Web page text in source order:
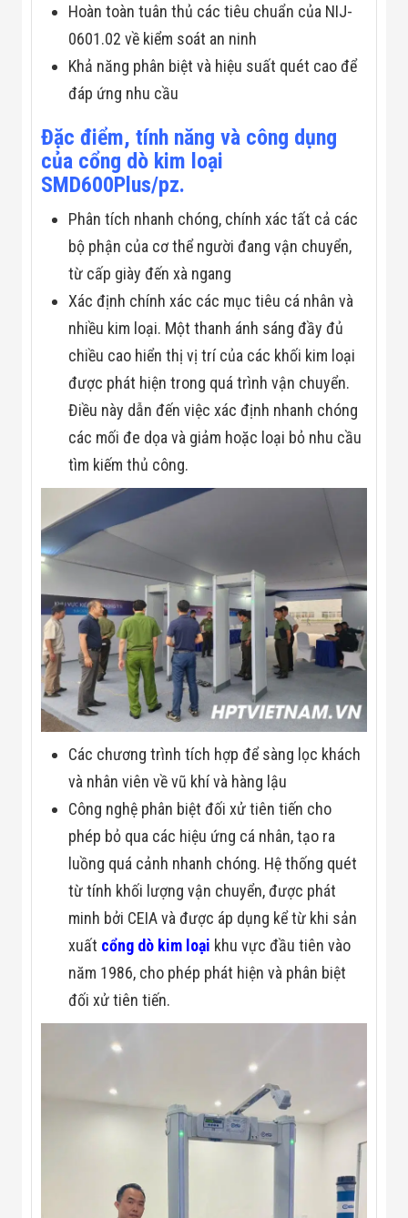
Đội
Dự Án Kho
Tin Công Nghệ
Tin Khuyến Mãi
Hoàn toàn tuân thủ các tiêu chuẩn của NIJ-
0601.02 về kiểm soát an ninh
Khả năng phân biệt và hiệu suất quét cao để
đáp ứng nhu cầu
Đặc điểm, tính năng và công dụng
của cổng dò kim loại
SMD600Plus/pz.
Phân tích nhanh chóng, chính xác tất cả các
bộ phận của cơ thể người đang vận chuyển,
từ cấp giày đến xà ngang
Xác định chính xác các mục tiêu cá nhân và
nhiều kim loại. Một thanh ánh sáng đầy đủ
chiều cao hiển thị vị trí của các khối kim loại
được phát hiện trong quá trình vận chuyển.
Điều này dẫn đến việc xác định nhanh chóng
các mối đe dọa và giảm hoặc loại bỏ nhu cầu
tìm kiếm thủ công.
Các chương trình tích hợp để sàng lọc khách
và nhân viên về vũ khí và hàng lậu
Công nghệ phân biệt đối xử tiên tiến cho
phép bỏ qua các hiệu ứng cá nhân, tạo ra
luồng quá cảnh nhanh chóng. Hệ thống quét
từ tính khối lượng vận chuyển, được phát
minh bởi CEIA và được áp dụng kể từ khi sản
xuất cổng dò kim loại khu vực đầu tiên vào
năm 1986, cho phép phát hiện và phân biệt
đối xử tiên tiến.